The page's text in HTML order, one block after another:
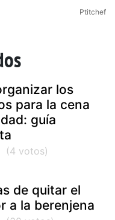
Ptitchef
los
para la cena
guía
de quitar el
a la berenjena